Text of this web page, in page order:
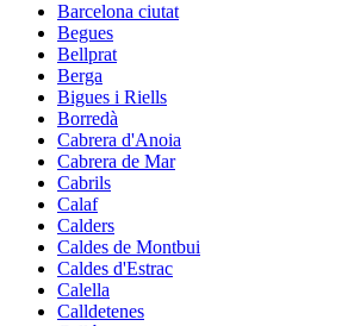
Barcelona ciutat
Begues
Bellprat
Berga
Bigues i Riells
Borredà
Cabrera d'Anoia
Cabrera de Mar
Cabrils
Calaf
Calders
Caldes de Montbui
Caldes d'Estrac
Calella
Calldetenes